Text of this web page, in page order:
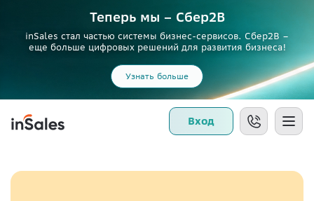
Теперь мы – Сбер2B
inSales стал частью системы бизнес-сервисов. Сбер2В –
еще больше цифровых решений для развития бизнеса!
Узнать больше
Вход